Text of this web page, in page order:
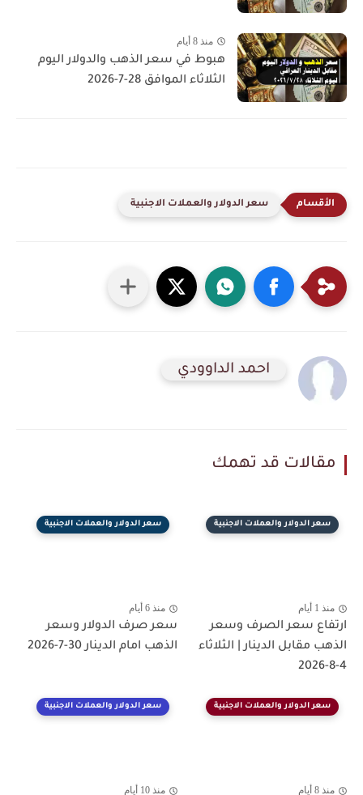
منذ 8 أيام
هبوط في سعر الذهب والدولار اليوم
الثلاثاء الموافق 28-7-2026
سعر الدولار والعملات الاجنبية
احمد الداوودي
مقالات قد تهمك
سعر الدولار والعملات الاجنبية
منذ 1 أيام
ارتفاع سعر الصرف وسعر
الذهب مقابل الدينار | الثلاثاء
4-8-2026
سعر الدولار والعملات الاجنبية
منذ 6 أيام
سعر صرف الدولار وسعر
الذهب امام الدينار 30-7-2026
سعر الدولار والعملات الاجنبية
منذ 8 أيام
سعر الدولار والعملات الاجنبية
منذ 10 أيام